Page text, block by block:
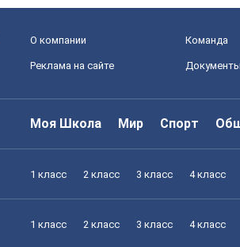
О компании Команда
Реклама на сайте Документы
Моя Школа Мир Спорт
1 класс 2 класс 3 класс 4 класс
1 класс 2 класс 3 класс 4 класс